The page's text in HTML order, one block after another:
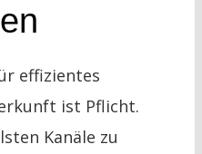
effizientes
ist Pflicht.
Kanäle zu